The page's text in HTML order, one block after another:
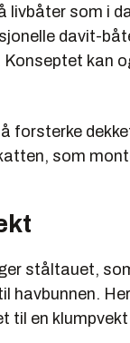
livbåter som i
davit-
kan
forsterke
som
ståltauet,
havbunnen.
til en